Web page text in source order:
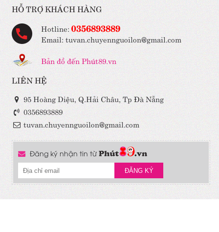
HỖ TRỢ KHÁCH HÀNG
Hotline: 0356893889
Email: tuvan.chuyennguoilon@gmail.com
Bản đồ đến Phút89.vn
LIÊN HỆ
95 Hoàng Diệu, Q.Hải Châu, Tp Đà Nẵng
0356893889
tuvan.chuyennguoilon@gmail.com
Đăng ký nhận tin từ